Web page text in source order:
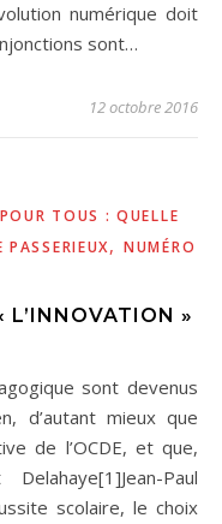
numérique doit
sont…
12 octobre 2016
TOUS : QUELLE
PASSERIEUX,NUMÉRO
L’INNOVATION »
d’autant mieux que
de l’OCDE, et que,
Paul
scolaire, le choix